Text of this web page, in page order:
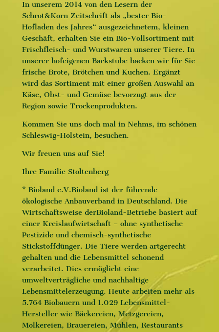
In unserem 2014 von den Lesern der
Schrot&Korn Zeitschrift als „bester Bio-
Hofladen des Jahres“ ausgezeichnetem, kleinen
Geschäft, erhalten Sie ein Bio-Vollsortiment mit
Frischfleisch- und Wurstwaren unserer Tiere. In
unserer hofeigenen Backstube backen wir für Sie
frische Brote, Brötchen und Kuchen. Ergänzt
wird das Sortiment mit einer großen Auswahl an
Käse, Obst- und Gemüse bevorzugt aus der
Region sowie Trockenprodukten.
Kommen Sie uns doch mal in Nehms, im schönen
Schleswig-Holstein, besuchen.
Wir freuen uns auf Sie!
Ihre Familie Stoltenberg
* Bioland e.V.Bioland ist der führende
ökologische Anbauverband in Deutschland. Die
Wirtschaftsweise derBioland-Betriebe basiert auf
einer Kreislaufwirtschaft – ohne synthetische
Pestizide und chemisch-synthetische
Stickstoffdünger. Die Tiere werden artgerecht
gehalten und die Lebensmittel schonend
verarbeitet. Dies ermöglicht eine
umweltverträgliche und nachhaltige
Lebensmittelerzeugung. Heute arbeiten mehr als
5.764 Biobauern und 1.029 Lebensmittel-
Hersteller wie Bäckereien, Metzgereien,
Molkereien, Brauereien, Mühlen, Restaurants